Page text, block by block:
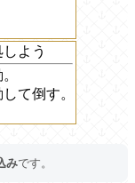
よう
て倒す。
みです。